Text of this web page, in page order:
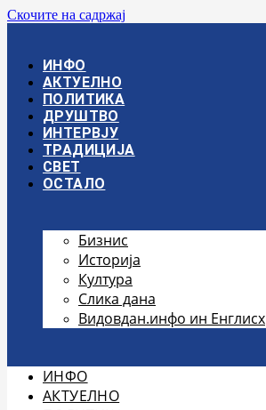
Скочите на садржај
ИНФО
АКТУЕЛНО
ПОЛИТИКА
ДРУШТВО
ИНТЕРВЈУ
ТРАДИЦИЈА
СВЕТ
ОСТАЛО
Бизнис
Историја
Култура
Слика дана
Видовдан.инфо ин Енглисх
ИНФО
АКТУЕЛНО